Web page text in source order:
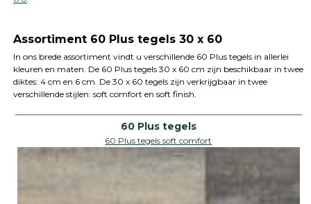
Assortiment 60 Plus tegels 30 x 60
In ons brede assortiment vindt u verschillende 60 Plus tegels in allerlei
kleuren en maten. De 60 Plus tegels 30 x 60 cm zijn beschikbaar in twee
diktes: 4 cm en 6 cm. De 30 x 60 tegels zijn verkrijgbaar in twee
verschillende stijlen: soft comfort en soft finish.
60 Plus tegels soft comfort